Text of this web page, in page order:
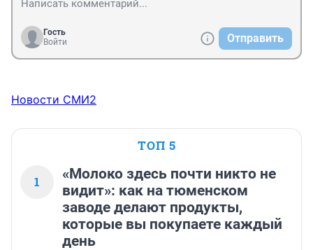
Гость
Войти
Отправить
Новости СМИ2
ТОП 5
1
«Молоко здесь почти никто не
видит»: как на тюменском
заводе делают продукты,
которые вы покупаете каждый
день